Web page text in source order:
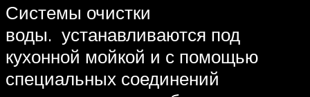
Системы очистки
воды. устанавливаются под
кухонной мойкой и с помощью
специальных соединений